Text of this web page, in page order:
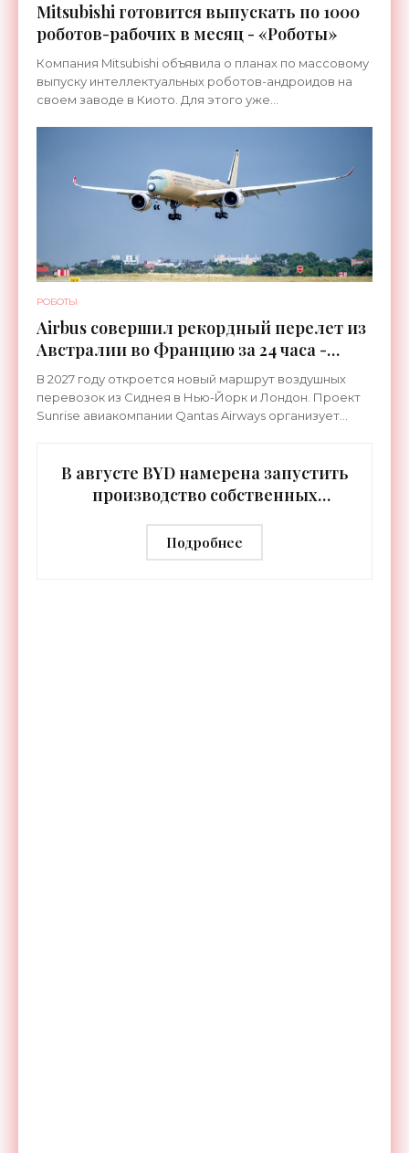
Mitsubishi готовится выпускать по 1000
роботов-рабочих в месяц - «Роботы»
Компания Mitsubishi объявила о планах по массовому
выпуску интеллектуальных роботов-андроидов на
своем заводе в Киото. Для этого уже
РОБОТЫ
Airbus совершил рекордный перелет из
Австралии во Францию за 24 часа -
«Техника»
В 2027 году откроется новый маршрут воздушных
перевозок из Сиднея в Нью-Йорк и Лондон. Проект
Sunrise авиакомпании Qantas Airways организует
В августе BYD намерена запустить
производство собственных
«Роботы»
Подробнее